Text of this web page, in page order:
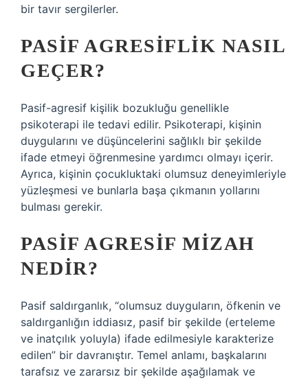
bir tavır sergilerler.
PASIF AGRESIFLIK NASIL
GEÇER?
Pasif-agresif kişilik bozukluğu genellikle
psikoterapi ile tedavi edilir. Psikoterapi, kişinin
duygularını ve düşüncelerini sağlıklı bir şekilde
ifade etmeyi öğrenmesine yardımcı olmayı içerir.
Ayrıca, kişinin çocukluktaki olumsuz deneyimleriyle
yüzleşmesi ve bunlarla başa çıkmanın yollarını
bulması gerekir.
PASIF AGRESIF MIZAH
NEDIR?
Pasif saldırganlık, “olumsuz duyguların, öfkenin ve
saldırganlığın iddiasız, pasif bir şekilde (erteleme
ve inatçılık yoluyla) ifade edilmesiyle karakterize
edilen” bir davranıştır. Temel anlamı, başkalarını
tarafsız ve zararsız bir şekilde aşağılamak ve